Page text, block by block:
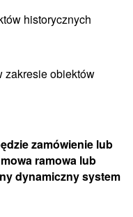
historycznych
zakresie obiektów
zamówienie lub
ramowa lub
dynamiczny system